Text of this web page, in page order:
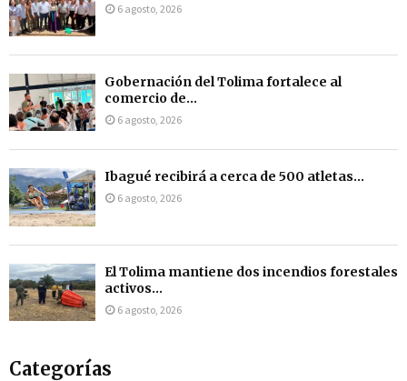
6 agosto, 2026
Gobernación del Tolima fortalece al
comercio de...
6 agosto, 2026
Ibagué recibirá a cerca de 500 atletas...
6 agosto, 2026
El Tolima mantiene dos incendios forestales
activos...
6 agosto, 2026
Categorías